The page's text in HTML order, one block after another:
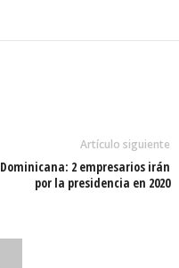
Artículo siguiente
Dominicana: 2 empresarios irán
por la presidencia en 2020